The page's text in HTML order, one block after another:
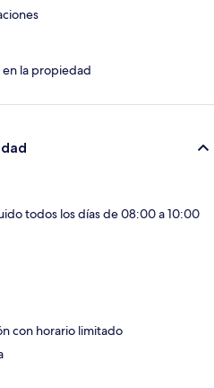
la propiedad
todos los días de 08:00 a 10:00
con horario limitado